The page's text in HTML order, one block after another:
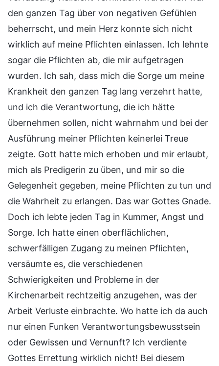
den ganzen Tag über von negativen Gefühlen
beherrscht, und mein Herz konnte sich nicht
wirklich auf meine Pflichten einlassen. Ich lehnte
sogar die Pflichten ab, die mir aufgetragen
wurden. Ich sah, dass mich die Sorge um meine
Krankheit den ganzen Tag lang verzehrt hatte,
und ich die Verantwortung, die ich hätte
übernehmen sollen, nicht wahrnahm und bei der
Ausführung meiner Pflichten keinerlei Treue
zeigte. Gott hatte mich erhoben und mir erlaubt,
mich als Predigerin zu üben, und mir so die
Gelegenheit gegeben, meine Pflichten zu tun und
die Wahrheit zu erlangen. Das war Gottes Gnade.
Doch ich lebte jeden Tag in Kummer, Angst und
Sorge. Ich hatte einen oberflächlichen,
schwerfälligen Zugang zu meinen Pflichten,
versäumte es, die verschiedenen
Schwierigkeiten und Probleme in der
Kirchenarbeit rechtzeitig anzugehen, was der
Arbeit Verluste einbrachte. Wo hatte ich da auch
nur einen Funken Verantwortungsbewusstsein
oder Gewissen und Vernunft? Ich verdiente
Gottes Errettung wirklich nicht! Bei diesem